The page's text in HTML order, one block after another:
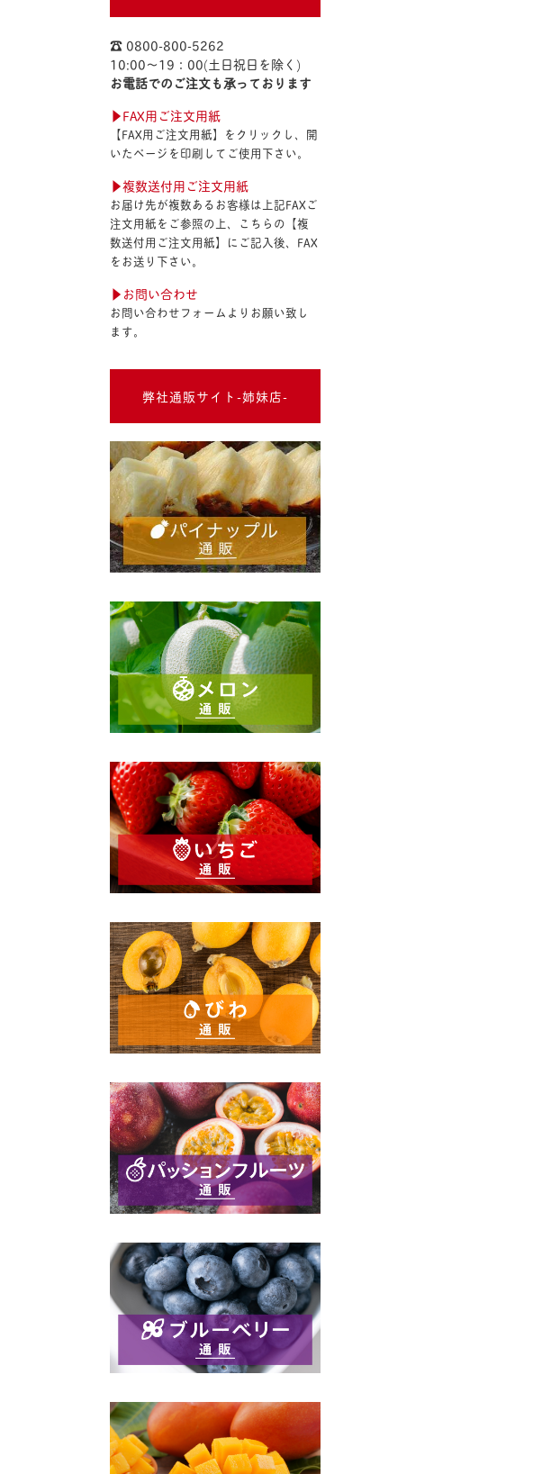
☎︎ 0800-800-5262
10:00〜19：00(土日祝日を除く)
お電話でのご注文も承っております
▶︎FAX用ご注文用紙
【FAX用ご注文用紙】をクリックし、開
いたページを印刷してご使用下さい。
▶︎複数送付用ご注文用紙
お届け先が複数あるお客様は上記FAXご
注文用紙をご参照の上、こちらの【複
数送付用ご注文用紙】にご記入後、FAX
をお送り下さい。
▶︎お問い合わせ
お問い合わせフォームよりお願い致し
ます。
弊社通販サイト-姉妹店-